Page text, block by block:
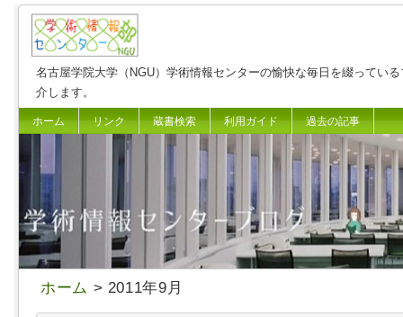
名古屋学院大学（NGU）学術情報センターの愉快な毎日を綴ってい
介します。
ホーム リンク 蔵書検索 利用ガイド 過去の記事
ホーム > 2011年9月